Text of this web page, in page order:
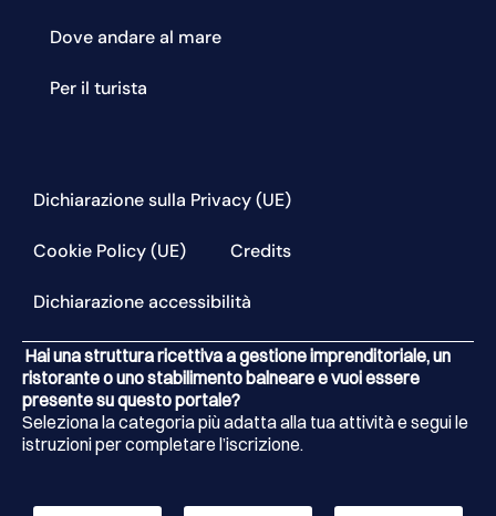
Dove andare al mare
Per il turista
Dichiarazione sulla Privacy (UE)
Cookie Policy (UE) Credits
Dichiarazione accessibilità
Hai una struttura ricettiva a gestione imprenditoriale, un
ristorante o uno stabilimento balneare e vuoi essere
presente su questo portale?
Seleziona la categoria più adatta alla tua attività e segui le
istruzioni per completare l’iscrizione.